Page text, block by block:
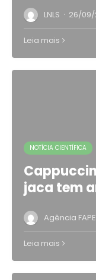
LNLS · 26/09/
Leia mais
NOTÍCIA CIENTÍFICA
jaca tem
Agência
Leia mais